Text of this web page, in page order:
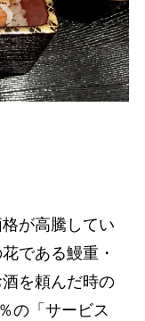
が高騰してい
である鰻重・
を頼んだ時の
の「サービス